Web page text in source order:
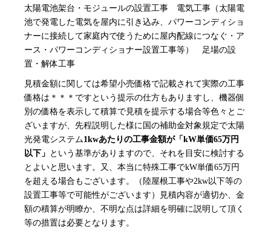
太陽電池架台・モジュールの設置工事 電気工事（太陽電
池で発電した電気を屋内に引き込み、パワーコンディショ
ナーに接続して家庭内で使うために屋内配線につなぐ・ア
ース・パワーコンディショナー設置工事等） 足場の設
置・解体工事
見積金額に関しては希望小売価格で記載されて実際の工事
価格は＊＊＊ですという提示の仕方もありますし、機器個
別の価格を表示して積算で見積を提示する場合等色々とご
ざいますが、先程説明した様に国の補助金対象規定で太陽
光発電システム1kwあたりの工事金額が「kW単価65万円
以下」 という基準がありますので、それを目安に検討する
とよいと思います。又、本当に特殊工事でkW単価65万円
を超える場合もございます。（陸屋根工事や2kw以下等の
設置工事等で可能性がございます）見積内容が適切か、金
額の積算が明瞭か、不明な点は詳細を明確に説明して頂く
等の措置は必要となります。